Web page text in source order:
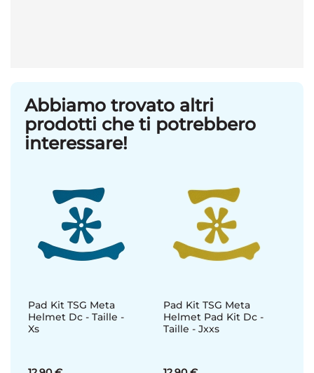
Abbiamo trovato altri
prodotti che ti potrebbero
interessare!
Pad Kit TSG Meta
Helmet Dc - Taille -
Xs
Pad Kit TSG Meta
Helmet Pad Kit Dc -
Taille - Jxxs